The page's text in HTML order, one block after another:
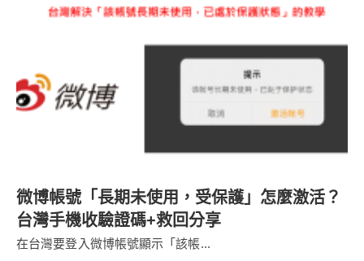
微博帳號「長期未使用，受保護」怎麼激活？
台灣手機收驗證碼+救回分享
在台灣要登入微博帳號顯示「該帳...